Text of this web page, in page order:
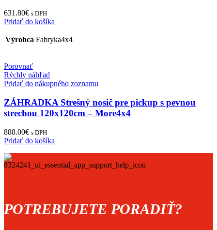
631.80€ s DPH
Pridať do košíka
Výrobca Fabryka4x4
Porovnať
Rýchly náhľad
Pridať do nákupného zoznamu
ZÁHRADKA Strešný nosič pre pickup s pevnou
strechou 120x120cm – More4x4
888.00€ s DPH
Pridať do košíka
POTREBUJETE PORADIŤ?